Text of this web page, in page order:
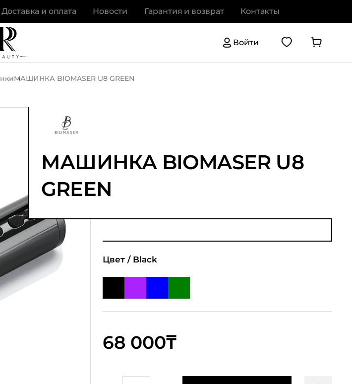
Доставка и оплата Новости Гарантия и возврат Контакты
Войти
МАШИНКА BIOMASER U8 GREEN
МАШИНКА BIOMASER U8
GREEN
Цвет / Black
68 000₸